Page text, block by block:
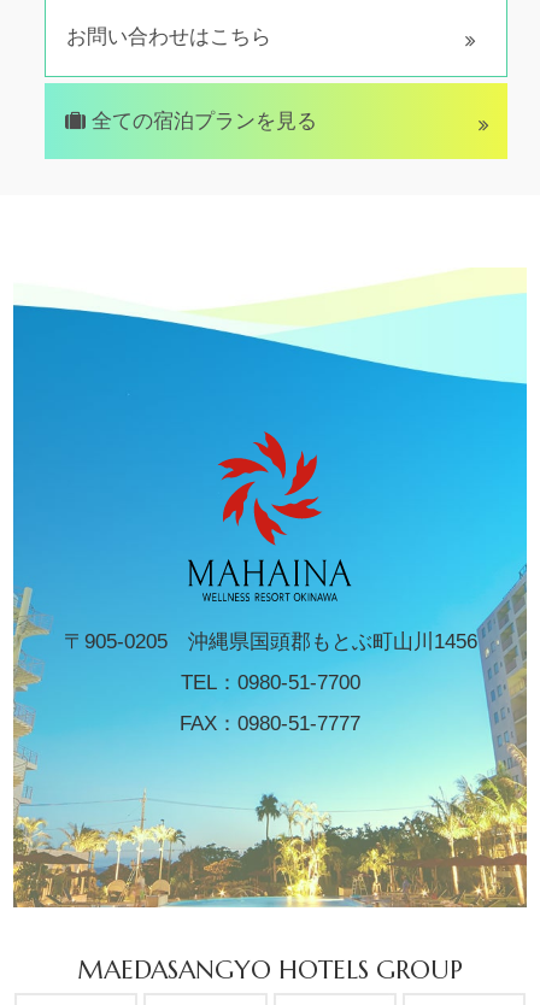
お問い合わせはこちら
全ての宿泊プランを見る
〒905-0205 沖縄県国頭郡もとぶ町山川1456
TEL： 0980-51-7700
FAX：0980-51-7777
MAEDASANGYO HOTELS GROUP